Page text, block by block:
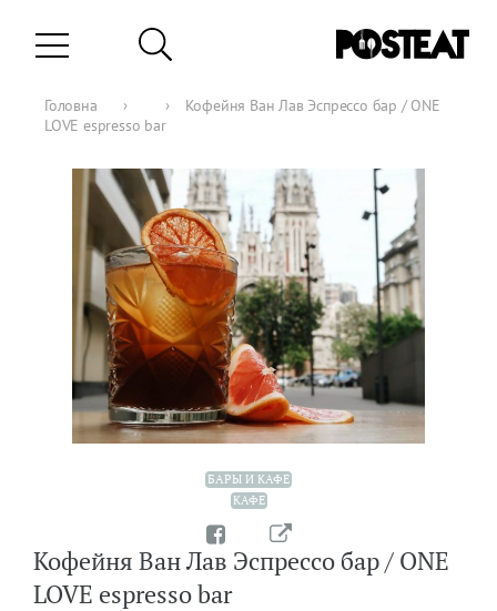
Головна › ›
Кофейня Ван Лав Эспрессо бар / ONE
LOVE espresso bar
БАРЫ И КАФЕ
КАФЕ
Кофейня Ван Лав Эспрессо бар / ONE
LOVE espresso bar